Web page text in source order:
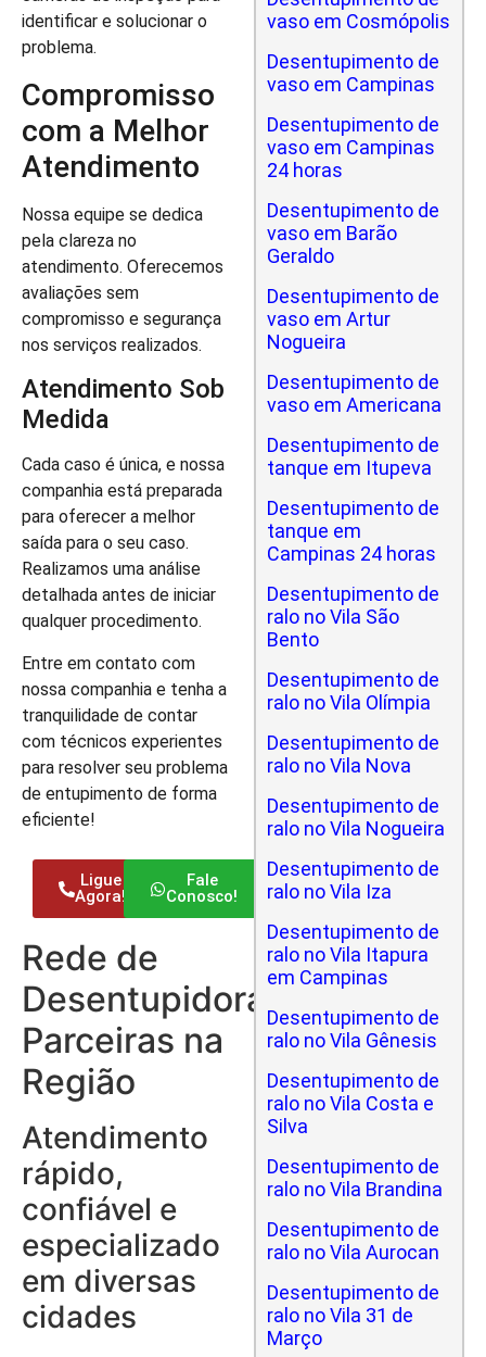
identificar e solucionar o
problema.
Compromisso
com a Melhor
Atendimento
Nossa equipe se dedica
pela clareza no
atendimento. Oferecemos
avaliações sem
compromisso e segurança
nos serviços realizados.
Atendimento Sob
Medida
Cada caso é única, e nossa
companhia está preparada
para oferecer a melhor
saída para o seu caso.
Realizamos uma análise
detalhada antes de iniciar
qualquer procedimento.
Entre em contato com
nossa companhia e tenha a
tranquilidade de contar
com técnicos experientes
para resolver seu problema
de entupimento de forma
eficiente!
Ligue
Agora!
Fale
Conosco!
Rede de
Desentupidoras
Parceiras na
Região
Atendimento
rápido,
confiável e
especializado
em diversas
cidades
vaso em Cosmópolis
Desentupimento de
vaso em Campinas
Desentupimento de
vaso em Campinas
24 horas
Desentupimento de
vaso em Barão
Geraldo
Desentupimento de
vaso em Artur
Nogueira
Desentupimento de
vaso em Americana
Desentupimento de
tanque em Itupeva
Desentupimento de
tanque em
Campinas 24 horas
Desentupimento de
ralo no Vila São
Bento
Desentupimento de
ralo no Vila Olímpia
Desentupimento de
ralo no Vila Nova
Desentupimento de
ralo no Vila Nogueira
Desentupimento de
ralo no Vila Iza
Desentupimento de
ralo no Vila Itapura
em Campinas
Desentupimento de
ralo no Vila Gênesis
Desentupimento de
ralo no Vila Costa e
Silva
Desentupimento de
ralo no Vila Brandina
Desentupimento de
ralo no Vila Aurocan
Desentupimento de
ralo no Vila 31 de
Março